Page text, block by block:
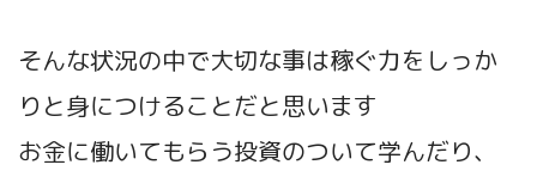
そんな状況の中で大切な事は稼ぐ力をしっか
りと身につけることだと思います
お金に働いてもらう投資のついて学んだり、